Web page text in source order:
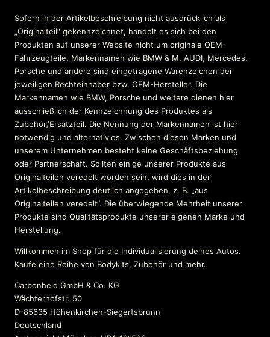
Sofern in der Artikelbeschreibung nicht ausdrücklich als
„Originalteil“ gekennzeichnet, handelt es sich bei den
Produkten auf unserer Website nicht um originale OEM-
Fahrzeugteile. Markennamen wie BMW & M, AUDI, Mercedes,
Porsche und andere sind eingetragene Warenzeichen der
jeweiligen Rechteinhaber bzw. OEM-Hersteller. Die
Markennamen wie BMW, Porsche und weitere dienen hier
ausschließlich der Kennzeichnung des Produktes als
Zubehör/Ersatzteil. Die Nennung der Markennamen ist hier
notwendig und alternativlos. Zwischen diesen Marken und
unserem Unternehmen besteht keine Geschäftsbeziehung
oder Partnerschaft. Sollten einige unserer Produkte aus
Originalteilen veredelt worden sein, wird dies in der
Artikelbeschreibung deutlich angegeben, z. B. „aus
Originalteilen veredelt“. Die überwiegende Mehrheit unserer
Produkte sind Qualitätsprodukte unserer eigenen Marke und
Herstellung.
Willkommen im Shop für die Individualisierung deines Autos.
Kaufe eine Reihe von Bodykits, Zubehör und mehr.
Carbonheld GmbH & Co. KG
Wächterhofstr. 50
D-85635 Höhenkirchen-Siegertsbrunn
Deutschland